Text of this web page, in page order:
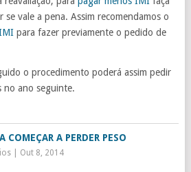
se vale a pena. Assim recomendamos o
para fazer previamente o pedido de
o procedimento poderá assim pedir
no ano seguinte.
COMEÇAR A PERDER PESO
| Out 8, 2014